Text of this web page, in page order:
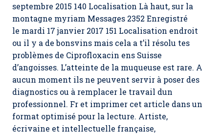
septembre 2015 140 Localisation Là haut, sur la
montagne myriam Messages 2352 Enregistré
le mardi 17 janvier 2017 151 Localisation endroit
ou il y a de bonsvins mais cela a t’il résolu tes
problèmes de Ciprofloxacin ens Suisse
d’angoisses. L’atteinte de la muqueuse est rare. A
aucun moment ils ne peuvent servir à poser des
diagnostics ou à remplacer le travail dun
professionnel. Fr et imprimer cet article dans un
format optimisé pour la lecture. Artiste,
écrivaine et intellectuelle française,